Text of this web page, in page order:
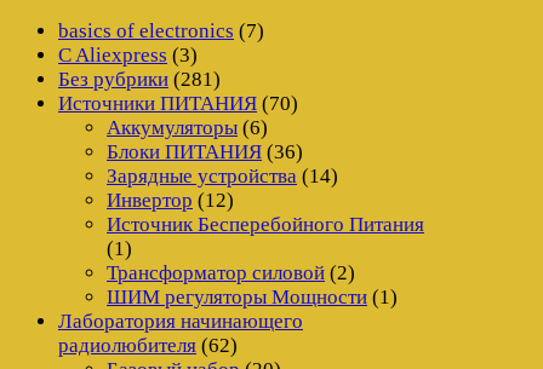
basics of electronics (7)
C Aliexpress (3)
Без рубрики (281)
Источники ПИТАНИЯ (70)
Аккумуляторы (6)
Блоки ПИТАНИЯ (36)
Зарядные устройства (14)
Инвертор (12)
Источник Бесперебойного Питания
(1)
Трансформатор силовой (2)
ШИМ регуляторы Мощности (1)
Лаборатория начинающего
радиолюбителя (62)